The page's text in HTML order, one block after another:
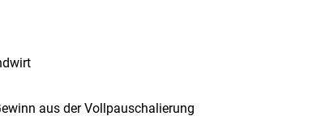
aus der Vollpauschalierung